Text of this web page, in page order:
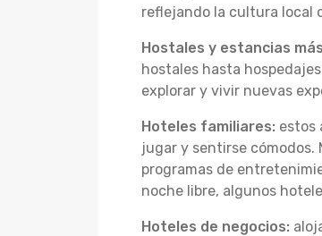
reflejando la cultura local
Hostales y estancias
hostales hasta
explorar y vivir nuevas
Hoteles familiares: estos
jugar y sentirse
programas de
noche libre, algunos
Hoteles de negocios: